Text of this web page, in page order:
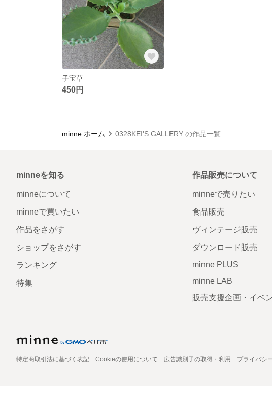
子宝草
450円
minne ホーム 0328KEI'S GALLERY の作品一覧
minneを知る
minneについて
minneで買いたい
作品をさがす
ショップをさがす
ランキング
特集
作品販売について
minneで売りたい
食品販売
ヴィンテージ販売
ダウンロード販売
minne PLUS
minne LAB
販売支援企画・イベ
特定商取引法に基づく表記 Cookieの使用について 広告識別子の取得・利用 プライバシ